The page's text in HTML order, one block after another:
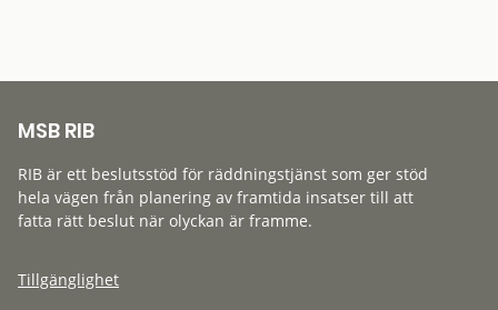
MSB RIB
RIB är ett beslutsstöd för räddningstjänst som ger stöd
hela vägen från planering av framtida insatser till att
fatta rätt beslut när olyckan är framme.
Tillgänglighet